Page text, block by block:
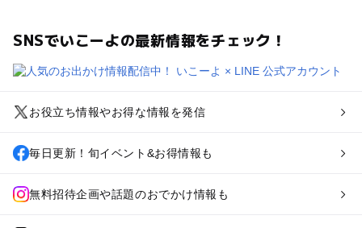
SNSでいこーよの最新情報をチェック！
お役立ち情報やお得な情報を発信
毎日更新！旬イベント&お得情報も
無料招待企画や話題のおでかけ情報も